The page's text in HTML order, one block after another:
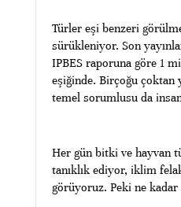
Türler eşi benzeri
sürükleniyor. Son
IPBES raporuna göre 1
eşiğinde. Birçoğu çoktan
temel sorumlusu da
Her gün bitki ve hayvan
tanıklık ediyor, iklim
görüyoruz. Peki ne kadar